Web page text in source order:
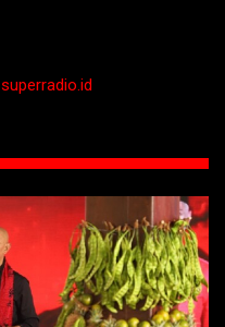
superradio.id